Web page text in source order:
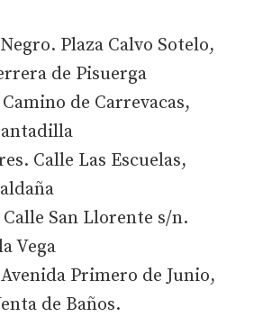
Plaza Calvo Sotelo,
de Pisuerga
de Carrevacas,
Calle Las Escuelas,
San Llorente s/n.
Vega
Primero de Junio,
de Baños.